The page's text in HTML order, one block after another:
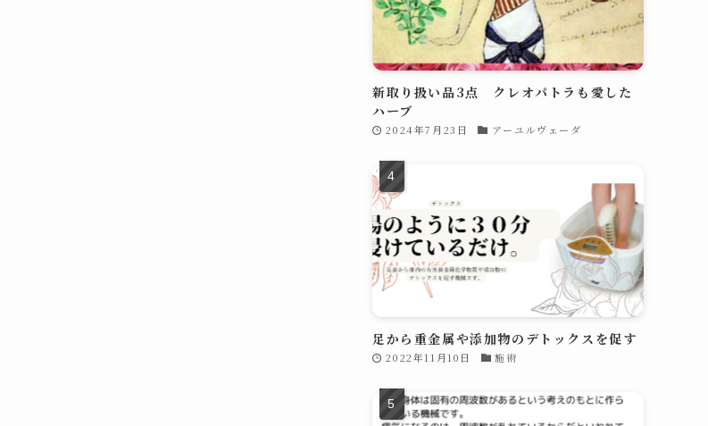
新取り扱い品3点 クレオパトラも愛した
ハーブ
2024年7月23日 アーユルヴェーダ
足から重金属や添加物のデトックスを促す
2022年11月10日 施術